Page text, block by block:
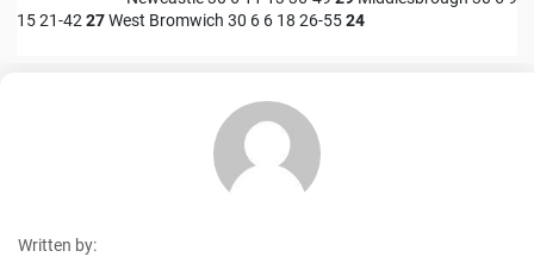
15 21-4227West Bromwich 30 6 6 18 26-5524
Written by: